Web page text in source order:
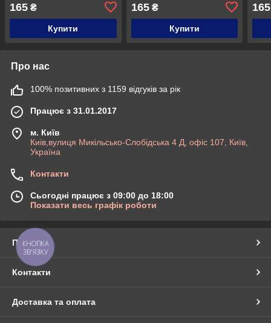
165 ₴
Купити
165₴
Купити
165
Про нас
100% позитивних з 1159 відгуків за рік
Працює з 31.01.2017
м. Київ
Киів,вулиця Микільсько-Слобідська 4 Д, офіс 107, Київ,
Україна
Контакти
Сьогодні працює з 09:00 до 18:00
Показати весь графік роботи
Про нас
Контакти
Доставка та оплата
КНОПКА
ЗВ'ЯЗКУ